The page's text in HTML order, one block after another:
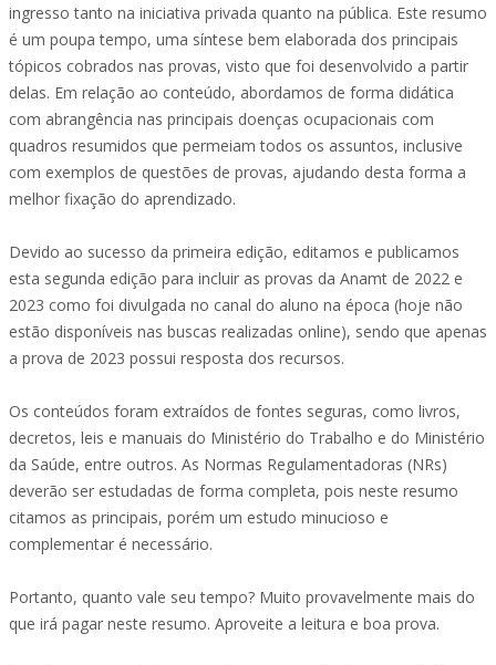
ingresso tanto na iniciativa privada quanto na pública. Este resumo
é um poupa tempo, uma síntese bem elaborada dos principais
tópicos cobrados nas provas, visto que foi desenvolvido a partir
delas. Em relação ao conteúdo, abordamos de forma didática
com abrangência nas principais doenças ocupacionais com
quadros resumidos que permeiam todos os assuntos, inclusive
com exemplos de questões de provas, ajudando desta forma a
melhor fixação do aprendizado.
Devido ao sucesso da primeira edição, editamos e publicamos
esta segunda edição para incluir as provas da Anamt de 2022 e
2023 como foi divulgada no canal do aluno na época (hoje não
estão disponíveis nas buscas realizadas online), sendo que apenas
a prova de 2023 possui resposta dos recursos.
Os conteúdos foram extraídos de fontes seguras, como livros,
decretos, leis e manuais do Ministério do Trabalho e do Ministério
da Saúde, entre outros. As Normas Regulamentadoras (NRs)
deverão ser estudadas de forma completa, pois neste resumo
citamos as principais, porém um estudo minucioso e
complementar é necessário.
Portanto, quanto vale seu tempo? Muito provavelmente mais do
que irá pagar neste resumo. Aproveite a leitura e boa prova.